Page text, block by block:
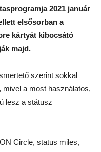
2021 január
elsősorban a
kártyát kibocsátó
majd.
szerint sokkal
a most használatos,
lesz a státusz
Circle, status miles,